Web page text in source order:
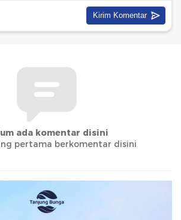
ada komentar disini
pertama berkomentar disini